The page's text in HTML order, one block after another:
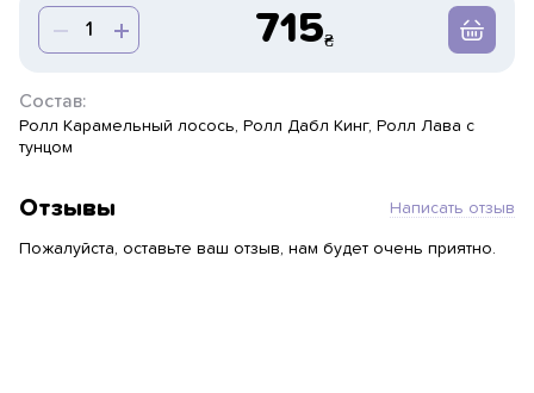
715
Состав:
Ролл Карамельный лосось, Ролл Дабл Кинг, Ролл Лава с
тунцом
Отзывы Написать отзыв
Пожалуйста, оставьте ваш отзыв, нам будет очень приятно.